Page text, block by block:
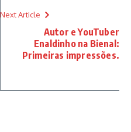
Next Article
Autor e YouTuber
Enaldinho na Bienal:
Primeiras impressões.